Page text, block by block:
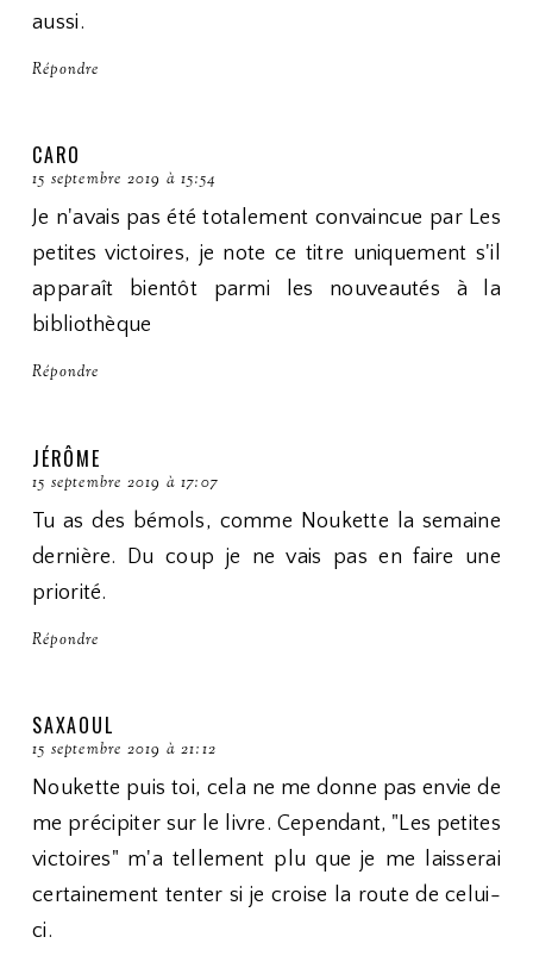
aussi.
Répondre
CARO
15 septembre 2019 à 15:54
Je n'avais pas été totalement convaincue par Les
petites victoires, je note ce titre uniquement s'il
apparaît bientôt parmi les nouveautés à la
bibliothèque
Répondre
JÉRÔME
15 septembre 2019 à 17:07
Tu as des bémols, comme Noukette la semaine
dernière. Du coup je ne vais pas en faire une
priorité.
Répondre
SAXAOUL
15 septembre 2019 à 21:12
Noukette puis toi, cela ne me donne pas envie de
me précipiter sur le livre. Cependant, "Les petites
victoires" m'a tellement plu que je me laisserai
certainement tenter si je croise la route de celui-
ci.